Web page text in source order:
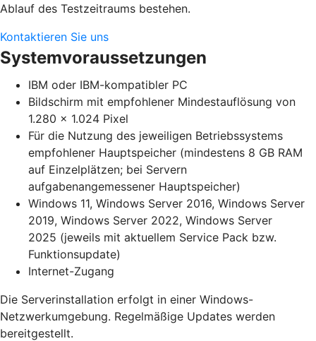
Ablauf des Testzeitraums bestehen.
Kontaktieren Sie uns
Systemvoraussetzungen
IBM oder IBM-kompatibler PC
Bildschirm mit empfohlener Mindestauflösung von
1.280 x 1.024 Pixel
Für die Nutzung des jeweiligen Betriebssystems
empfohlener Hauptspeicher (mindestens 8 GB RAM
auf Einzelplätzen; bei Servern
aufgabenangemessener Hauptspeicher)
Windows 11, Windows Server 2016, Windows Server
2019, Windows Server 2022, Windows Server
2025 (jeweils mit aktuellem Service Pack bzw.
Funktionsupdate)
Internet-Zugang
Die Serverinstallation erfolgt in einer Windows-
Netzwerkumgebung. Regelmäßige Updates werden
bereitgestellt.